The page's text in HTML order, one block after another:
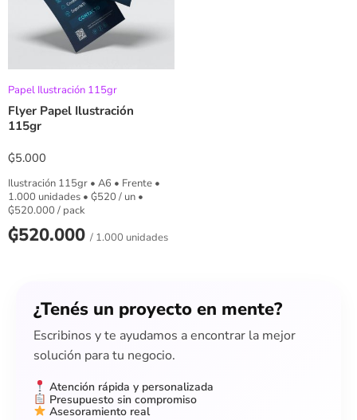
Papel Ilustración 115gr
Flyer Papel Ilustración
115gr
₲5.000
Ilustración 115gr • A6 • Frente •
1.000 unidades • ₲520 / un •
₲520.000 / pack
₲520.000 / 1.000 unidades
¿Tenés un proyecto en mente?
Escribinos y te ayudamos a encontrar la mejor
solución para tu negocio.
Atención rápida y personalizada
Presupuesto sin compromiso
Asesoramiento real